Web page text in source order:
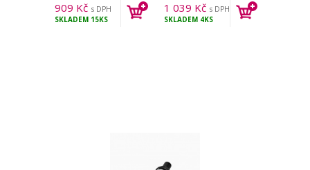
909 Kč s DPH
SKLADEM 15KS
1 039 Kč s DPH
SKLADEM 4KS